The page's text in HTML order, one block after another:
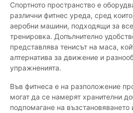
Спортното пространство е
различни фитнес уреда, сред
аеробни машини, подходящи за
тренировка. Допълнително
представлява тенисът на маса,
алтернатива за движение и
упражненията.
Във фитнеса е на разположение
могат да се намерят хранителни
подпомагане на